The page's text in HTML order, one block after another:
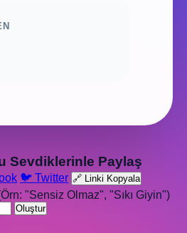
Sevdiklerinle Paylaş
🐦 Twitter 🔗 Linki Kopyala
"Sensiz Olmaz", "Sıkı Giyin")
Oluştur